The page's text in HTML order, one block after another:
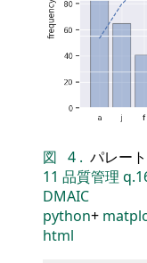
図 4 . パレー
11 品質管理
DMAIC
python+
html